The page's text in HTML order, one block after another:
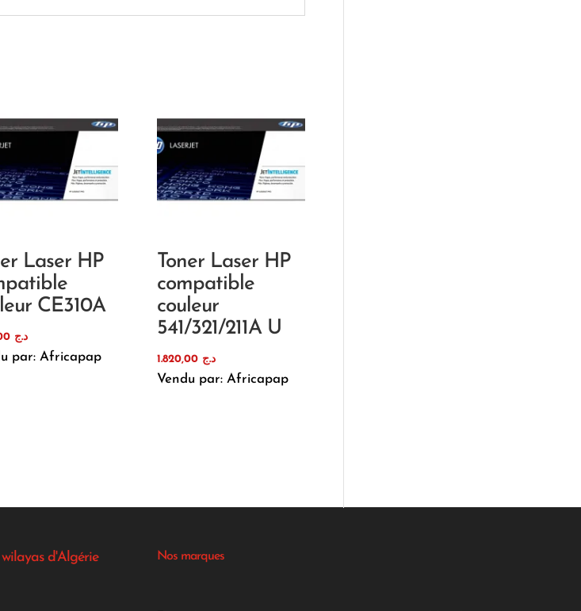
Laser HP
CE310A
د.ج 1.750,00
par: Africapap
Toner Laser HP
compatible
couleur
541/321/211A U
د.ج
Vendu par: Africapap
d'Algérie Nos marques